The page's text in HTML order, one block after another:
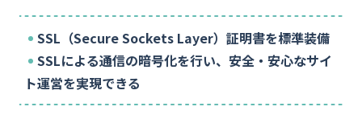
ご利用の流れ お役立ち情報
SSL（Secure Sockets Layer）証明書を標準装備
SSLによる通信の暗号化を行い、安全・安心なサイ
ト運営を実現できる